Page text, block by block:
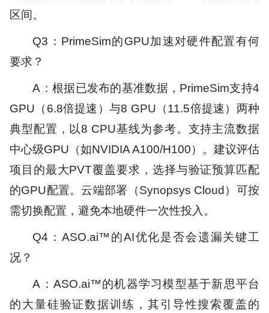
区间。
Q3：PrimeSim的GPU加速对硬件配置有何
要求？
A：根据已发布的基准数据，PrimeSim支持4
GPU（6.8倍提速）与8 GPU（11.5倍提速）两种
典型配置，以8 CPU基线为参考。支持主流数据
中心级GPU（如NVIDIA A100/H100）。建议评估
项目的最大PVT覆盖要求，选择与验证预算匹配
的GPU配置。云端部署（Synopsys Cloud）可按
需切换配置，避免本地硬件一次性投入。
Q4：ASO.ai™的AI优化是否会遗漏关键工
况？
A：ASO.ai™的机器学习模型基于新思平台
的大量硅验证数据训练，其引导性搜索覆盖的